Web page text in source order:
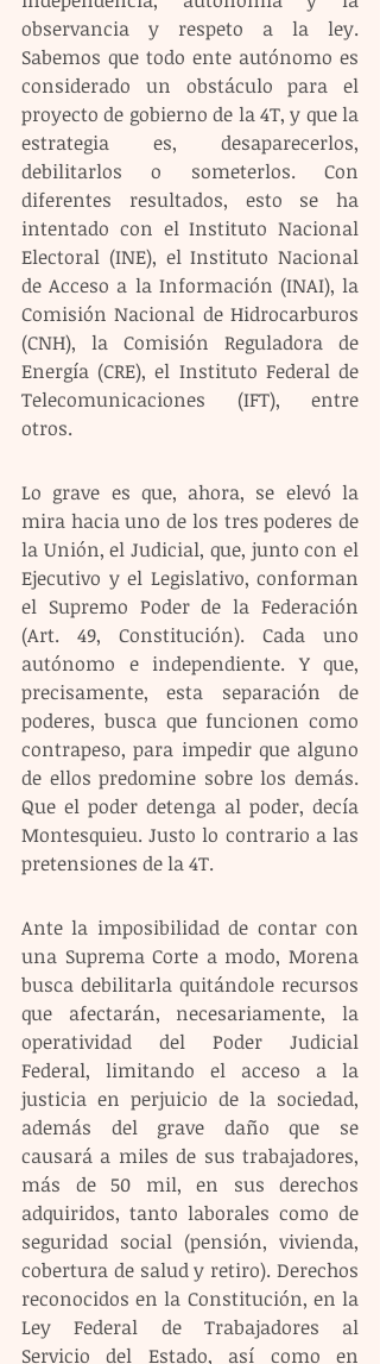
observancia y respeto a la ley.
Sabemos que todo ente autónomo es
considerado un obstáculo para el
proyecto de gobierno de la 4T, y que la
estrategia es, desaparecerlos,
debilitarlos o someterlos. Con
diferentes resultados, esto se ha
intentado con el Instituto Nacional
Electoral (INE), el Instituto Nacional
de Acceso a la Información (INAI), la
Comisión Nacional de Hidrocarburos
(CNH), la Comisión Reguladora de
Energía (CRE), el Instituto Federal de
Telecomunicaciones (IFT), entre
otros.
Lo grave es que, ahora, se elevó la
mira hacia uno de los tres poderes de
la Unión, el Judicial, que, junto con el
Ejecutivo y el Legislativo, conforman
el Supremo Poder de la Federación
(Art. 49, Constitución). Cada uno
autónomo e independiente. Y que,
precisamente, esta separación de
poderes, busca que funcionen como
contrapeso, para impedir que alguno
de ellos predomine sobre los demás.
Que el poder detenga al poder, decía
Montesquieu. Justo lo contrario a las
pretensiones de la 4T.
Ante la imposibilidad de contar con
una Suprema Corte a modo, Morena
busca debilitarla quitándole recursos
que afectarán, necesariamente, la
operatividad del Poder Judicial
Federal, limitando el acceso a la
justicia en perjuicio de la sociedad,
además del grave daño que se
causará a miles de sus trabajadores,
más de 50 mil, en sus derechos
adquiridos, tanto laborales como de
seguridad social (pensión, vivienda,
cobertura de salud y retiro). Derechos
reconocidos en la Constitución, en la
Ley Federal de Trabajadores al
Servicio del Estado, así como en